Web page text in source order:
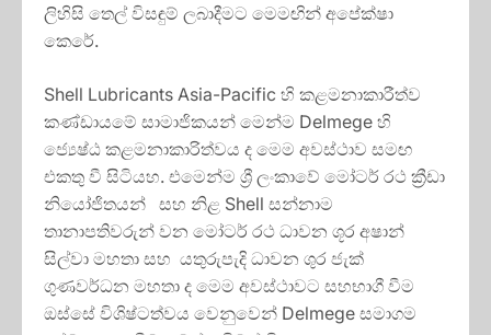
ලිහිසි තෙල් විසඳුම් ලබාදීමට මෙමඟින් අපේක්ෂා
කෙරේ.
Shell Lubricants Asia-Pacific හි කළමනාකාරීත්ව
කණ්ඩායමේ සාමාජිකයන් මෙන්ම Delmege හි
ජ්‍යෙෂ්ඨ කළමනාකාරිත්වය ද මෙම අවස්ථාව සමඟ
එකතු වී සිටියහ. එමෙන්ම ශ්‍රී ලංකාවේ මෝටර් රථ ක්‍රීඩා
නියෝජිතයන් සහ නිළ Shell සන්නාම
තානාපතිවරුන් වන මෝටර් රථ ධාවන ශූර අෂාන්
සිල්වා මහතා සහ යතුරුපැදි ධාවන ශුර ජැක්
ගුණවර්ධන මහතා ද මෙම අවස්ථාවට සහභාගී වීම
ඔස්සේ විශිෂ්ටත්වය වෙනුවෙන් Delmege සමාගම